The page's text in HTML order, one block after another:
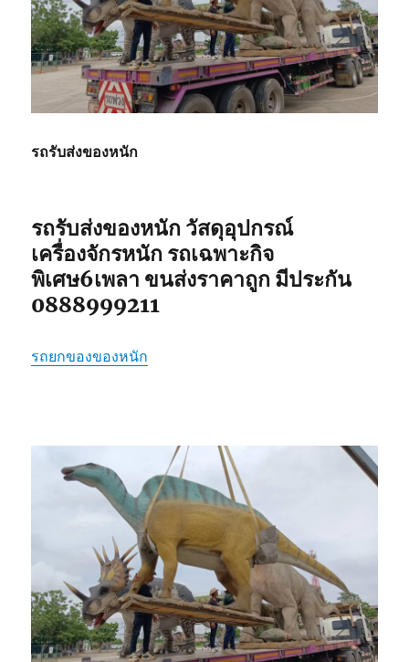
รถรับส่งของหนัก
รถรับส่งของหนัก วัสดุอุปกรณ์
เครื่องจักรหนัก รถเฉพาะกิจ
พิเศษ6เพลา ขนส่งราคาถูก มีประกัน
0888999211
รถยกของของหนัก